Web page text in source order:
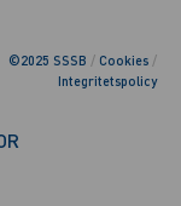
©2025 SSSB / Cookies /
Integritetspolicy